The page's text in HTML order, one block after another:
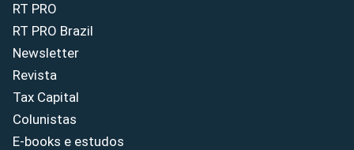
RT PRO
RT PRO Brazil
Newsletter
Revista
Tax Capital
Colunistas
E-books e estudos